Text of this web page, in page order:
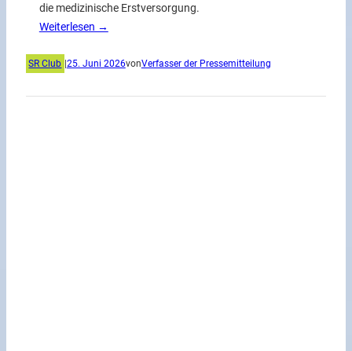
die medizinische Erstversorgung.
Weiterlesen →
SR Club 25. Juni 2026vonVerfasser der Pressemitteilung